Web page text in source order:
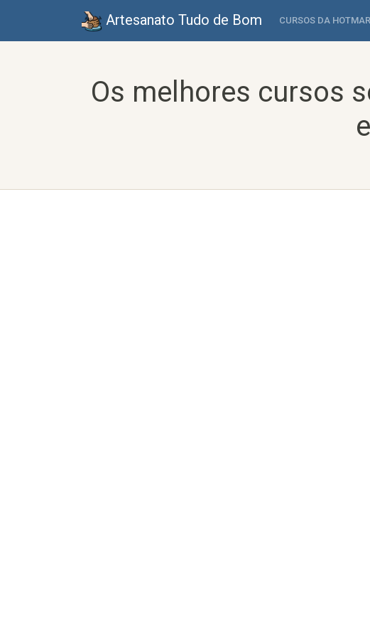
Artesanato Tudo de Bom CURSOS DA
Os melhores cursos